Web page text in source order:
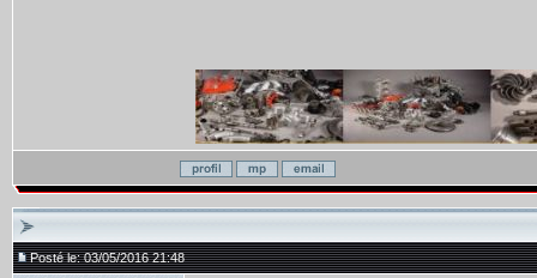
Posté le: 03/05/2016 21:48